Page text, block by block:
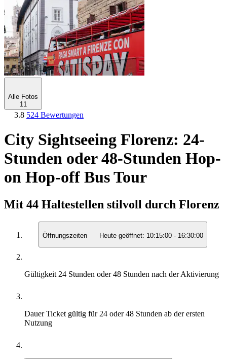
Alle Fotos
11
3.8 524 Bewertungen
City Sightseeing Florenz: 24-
Stunden oder 48-Stunden Hop-
on Hop-off Bus Tour
Mit 44 Haltestellen stilvoll durch Florenz
Öffnungszeiten Heute geöffnet: 10:15:00 - 16:30:00
Gültigkeit24 Stunden oder 48 Stunden nach der Aktivierung
DauerTicket gültig für 24 oder 48 Stunden ab der ersten
Nutzung